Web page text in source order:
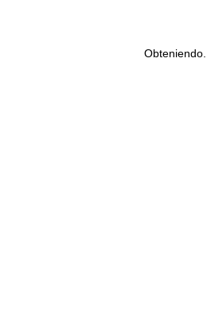
Obteniendo...